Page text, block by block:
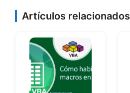
Artículos relacionados